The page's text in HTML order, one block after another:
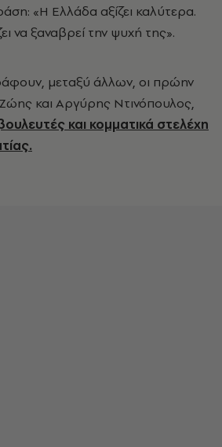
«Η Ελλάδα αξίζει καλύτερα.
να ξαναβρεί την ψυχή της».
μεταξύ άλλων, οι πρώην
και Αργύρης Ντινόπουλος,
και κομματικά στελέχη